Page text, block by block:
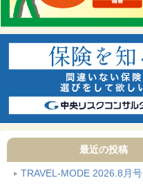
最近の投稿
TRAVEL-MODE 2026.8月号